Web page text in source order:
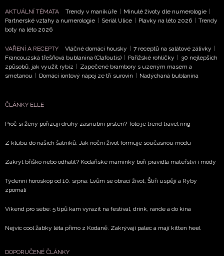
AKTUÁLNÍ TÉMATA Trendy v manikúře | Minulé životy dle numerologie |
Partnerské vztahy a numerologie | Seriál Ulice | Plavky na léto 2026 | Trendy
boty na léto 2026
VAŘENÍ A RECEPTY Vláčné domácí housky | 7 receptů na salátové zálivky |
Francouzská třešňová bublanina (Clafoutis) | Pařížské rohlíčky | 30 nejlepších
způsobů, jak využít rybíz | Zapečené brambory s uzeným masem a
smetanou | Domácí iontový nápoj ze tří surovin | Nadýchaná bublanina
ČLÁNKY ELLE
Proč si ženy pořizují druhý zásnubní prsten? Toto je trend travel ring
Z klubu do našich šatníků: Jak noční život formuje současnou módu
Zakrýt bříško nebo odhalit? Kodaňské maminky boří pravidla mateřství i módy
Týdenní horoskop od 10. srpna: Lvům se obrací život, Štíři uspějí a Ryby
zpomalí
Víkend pro sebe: 5 tipů kam vyrazit na festival, drink, rande a do kina
Nejvíc cool žabky léta přímo z Kodaně. Zakrývají palec a mají kitten heel
DOPORUČENÉ ČLÁNKY